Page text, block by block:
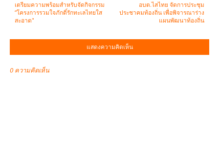
อบต.ไสไทย จัดการประชุม
ประชาคมท้องถิ่น เพื่อพิจารณาร่าง
แผนพัฒนาท้องถิ่น
เตรียมความพร้อมสำหรับจัดกิจกรรม
“โครงการรวมใจภักดิ์รักทะเลไทยใส
สะอาด"
แสดงความคิดเห็น
0 ความคิดเห็น